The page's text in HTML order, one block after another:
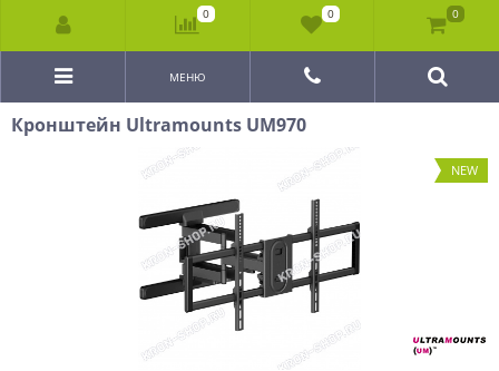
МЕНЮ
Кронштейн Ultramounts UM970
NEW
0 0 0